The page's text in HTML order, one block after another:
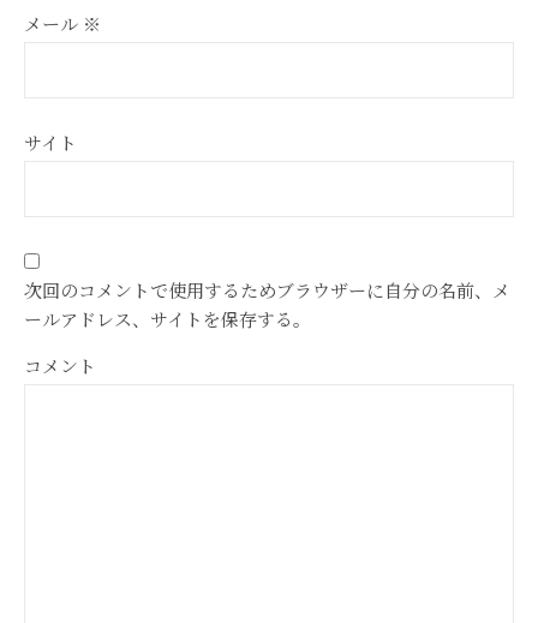
メール ※
サイト
次回のコメントで使用するためブラウザーに自分の名前、メ
ールアドレス、サイトを保存する。
コメント